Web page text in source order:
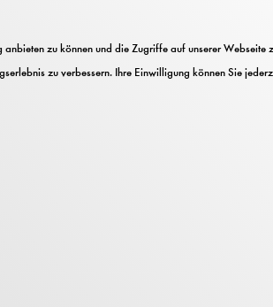
Fotografien
zu können und die Zugriffe auf unserer Webseite
zu verbessern. Ihre Einwilligung können Sie